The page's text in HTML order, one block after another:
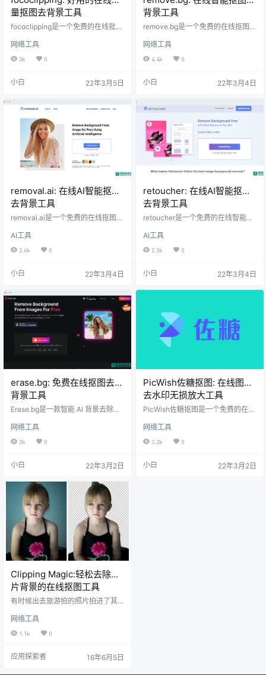
量抠图去背景工具
fococlipping是一个免费的在线批量
技术快速的删除图片的背景。除此
之外，还提供了一些额外的图片编
辑工具，用于裁剪图像或将删除的
处理完成后可以选择以 PNG 格式或
网络工具
3k 0
小白 22年3月5日
背景工具
remove.bg是一个免费的在线抠图工
一下，即可在5秒钟内100%自动去
除图片背景。 凭借remove.bg智能
的AI技术，你可以省去大量的编辑图
想让图片背景变透明（PNG），还
的发现。
网络工具
4.4k 0
小白 22年3月4日
removal.ai: 在线AI智能抠图
去背景工具
removal.ai是一个免费的在线抠图工
你使用人工智能技术免费快速的从
图像中去除背景以及更换背景等操
AI工具
2.6k 0
小白 22年3月4日
retoucher: 在线AI智能抠图
去背景工具
retoucher是一个免费的在线智能抠
工具，让你可以免费快速的在线从
图像中删除背景，为真正有创意的
AI工具
2.3k 0
小白 22年3月4日
erase.bg: 免费在线抠图去除
背景工具
Erase.bg是一款智能 AI 背景去除和
编辑单个图片或批量编辑图像。使
用户能够轻松的去除图片的背景，
网络工具
3k 0
小白 22年3月2日
PicWish佐糖抠图: 在线图片
去水印无损放大工具
PicWish佐糖抠图是一个免费的在线
像无损放大，图片去水印等工具，
可以进行一些常见的图片处理操
0%免费。佐糖Picwish已经准备好
网络工具
3.2k 0
小白 22年3月2日
Clipping Magic:轻松去除图
片背景的在线抠图工具
有时候出去旅游拍的照片拍进了其
去除图片背景，用PHOTOSHOP的
话软件太过昂贵，安装不容易，最
傻瓜式的在线抠图网站，Clipping
网络工具
1.1k 0
应用探索者 16年6月5日